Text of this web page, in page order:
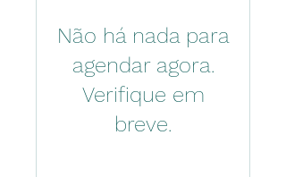
Não há nada para
agendar agora.
Verifique em
breve.